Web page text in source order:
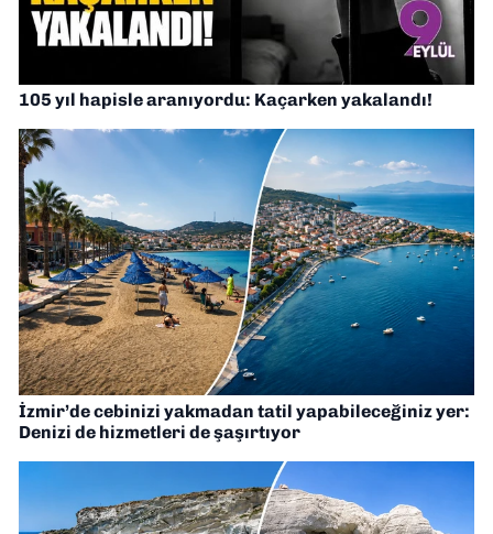
105 yıl hapisle aranıyordu: Kaçarken yakalandı!
İzmir’de cebinizi yakmadan tatil yapabileceğiniz yer:
Denizi de hizmetleri de şaşırtıyor